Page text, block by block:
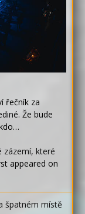
řečník za
Že bude
zázemí, které
appeared on
špatném místě